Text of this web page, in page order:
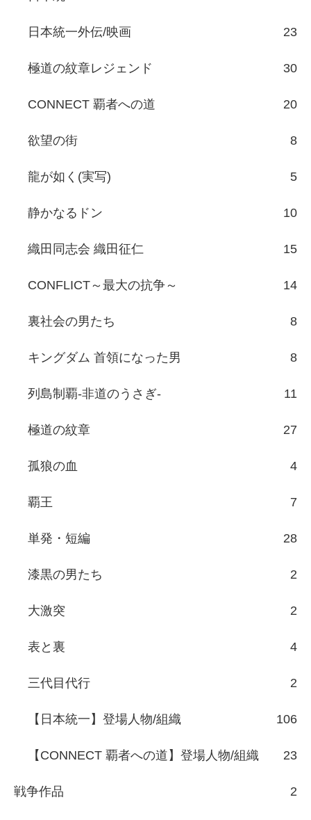
日本統一外伝/映画 23
極道の紋章レジェンド 30
CONNECT 覇者への道 20
欲望の街 8
龍が如く(実写) 5
静かなるドン 10
織田同志会 織田征仁 15
CONFLICT～最大の抗争～ 14
裏社会の男たち 8
キングダム 首領になった男 8
列島制覇-非道のうさぎ- 11
極道の紋章 27
孤狼の血 4
覇王 7
単発・短編 28
漆黒の男たち 2
大激突 2
表と裏 4
三代目代行 2
【日本統一】登場人物/組織 106
【CONNECT 覇者への道】登場人物/組織 23
戦争作品 2